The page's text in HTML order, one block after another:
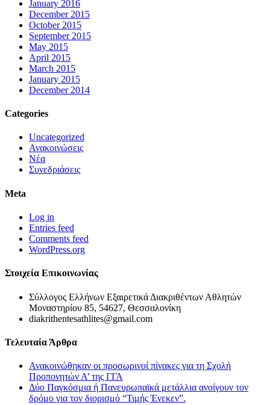
January 2016
December 2015
October 2015
September 2015
May 2015
April 2015
March 2015
January 2015
December 2014
Categories
Uncategorized
Ανακοινώσεις
Νέα
Συνεδριάσεις
Meta
Log in
Entries feed
Comments feed
WordPress.org
Στοιχεία Επικοινωνίας
Σύλλογος Ελλήνων Εξαιρετικά Διακριθέντων Αθλητών
Μοναστηρίου 85, 54627, Θεσσαλονίκη
diakrithentesathlites@gmail.com
Τελευταία Άρθρα
Ανακοινώθηκαν οι προσωρινοί πίνακες για τη Σχολή
Προπονητών Α’ της ΓΓΑ
Δύο Παγκόσμια ή Πανευρωπαϊκά μετάλλια ανοίγουν τον
δρόμο για τον διορισμό “Τιμής Ένεκεν”.